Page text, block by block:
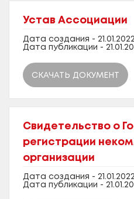
Устав Ассоциации
Дата создания - 21.01.2022
Дата публикации -
СКАЧАТЬ ДОКУМЕНТ
Свидетельство о
регистрации
организации
Дата создания - 21.01.2022
Дата публикации -